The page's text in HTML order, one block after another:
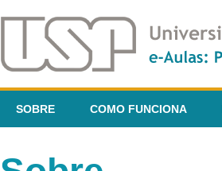
SOBRE COMO FUNCIONA